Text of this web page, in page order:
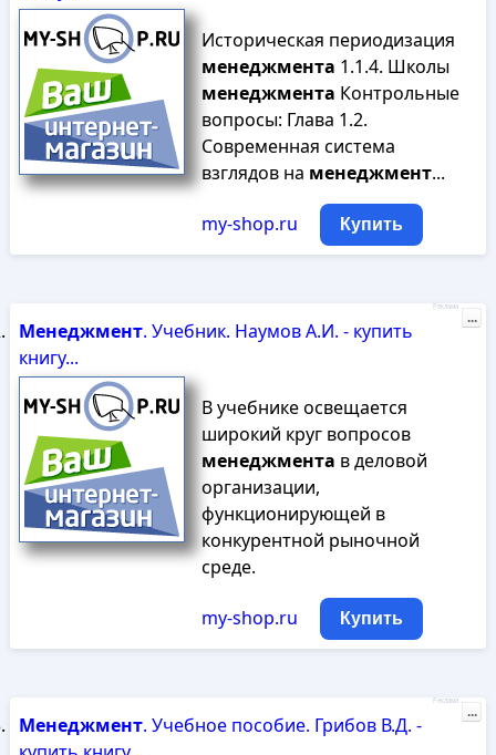
Историческая периодизация
менеджмента 1.1.4. Школы
менеджмента Контрольные
вопросы: Глава 1.2.
Современная система
взглядов на менеджмент...
my-shop.ru Купить
Менеджмент. Учебник. Наумов А.И. - купить
книгу...
В учебнике освещается
широкий круг вопросов
менеджмента в деловой
организации,
функционирующей в
конкурентной рыночной
среде.
my-shop.ru Купить
Реклама
...
Менеджмент. Учебное пособие. Грибов В.Д. -
Реклама
...